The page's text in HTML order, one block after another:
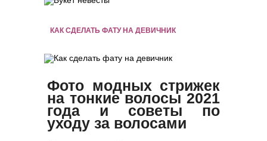
КАК СДЕЛАТЬ ФАТУ НА ДЕВИЧНИК
Фото модных стрижек
на тонкие волосы 2021
года и советы по
уходу за волосами